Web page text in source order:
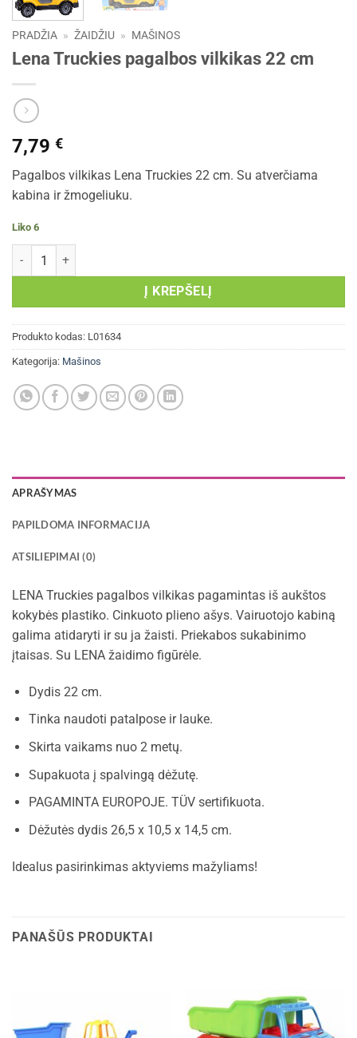
PRADŽIA » ŽAIDŽIU » MAŠINOS
Lena Truckies pagalbos vilkikas 22 cm
7,79 €
Pagalbos vilkikas Lena Truckies 22 cm. Su atverčiama
kabina ir žmogeliuku.
Liko 6
produkto kiekis: Lena Truckies pagalbos vilkikas 22 cm
Į KREPŠELĮ
Produkto kodas: L01634
Kategorija: Mašinos
APRAŠYMAS
PAPILDOMA INFORMACIJA
ATSILIEPIMAI (0)
LENA Truckies pagalbos vilkikas pagamintas iš aukštos
kokybės plastiko. Cinkuoto plieno ašys. Vairuotojo kabiną
galima atidaryti ir su ja žaisti. Priekabos sukabinimo
įtaisas. Su LENA žaidimo figūrėle.
Dydis 22 cm.
Tinka naudoti patalpose ir lauke.
Skirta vaikams nuo 2 metų.
Supakuota į spalvingą dėžutę.
PAGAMINTA EUROPOJE. TÜV sertifikuota.
Dėžutės dydis 26,5 x 10,5 x 14,5 cm.
Idealus pasirinkimas aktyviems mažyliams!
PANAŠŪS PRODUKTAI